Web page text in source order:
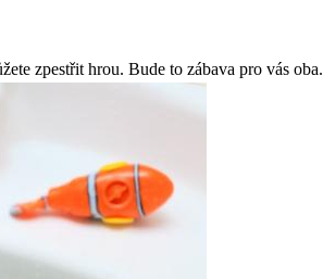
zpestřit hrou. Bude to zábava pro vás oba.